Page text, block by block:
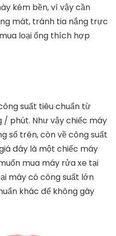
kém bền, vì vậy cần
mát, tránh tia nắng trực
loại ống thích hợp
suất tiêu chuẩn từ
/ phút. Như vậy chiếc máy
số trên, còn về công suất
đây là một chiếc máy
mua máy rửa xe tại
máy có công suất lớn
khác để không gây